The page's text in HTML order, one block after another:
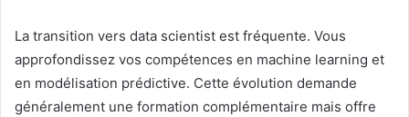
La transition vers data scientist est fréquente. Vous
approfondissez vos compétences en machine learning et
en modélisation prédictive. Cette évolution demande
généralement une formation complémentaire mais offre